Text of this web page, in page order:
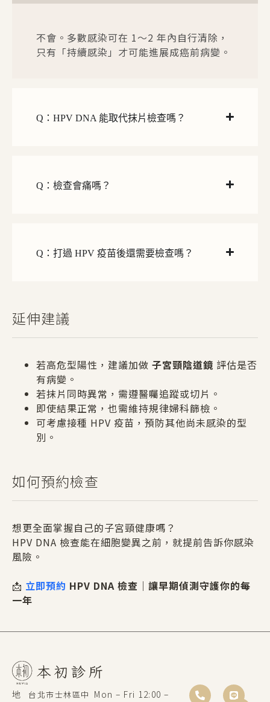
不會。多數感染可在 1～2 年內自行清除，
只有「持續感染」才可能進展成癌前病變。
Q：HPV DNA 能取代抹片檢查嗎？
Q：檢查會痛嗎？
Q：打過 HPV 疫苗後還需要檢查嗎？
延伸建議
若高危型陽性，建議加做 子宮頸陰道鏡 評估是否
有病變。
若抹片同時異常，需遵醫囑追蹤或切片。
即使結果正常，也需維持規律婦科篩檢。
可考慮接種 HPV 疫苗，預防其他尚未感染的型
別。
如何預約檢查
想更全面掌握自己的子宮頸健康嗎？
HPV DNA 檢查能在細胞變異之前，就提前告訴你感染
風險。
📩 立即預約 HPV DNA 檢查｜讓早期偵測守護你的每
一年
地 台北市士林區中 Mon – Fri 12:00 –